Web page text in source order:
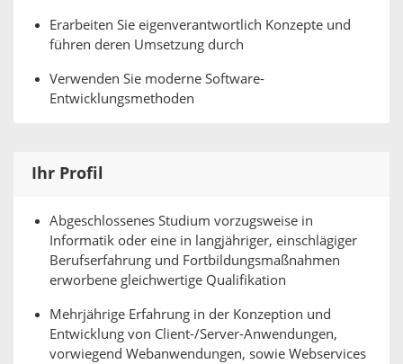
Erarbeiten Sie eigenverantwortlich Konzepte und
führen deren Umsetzung durch
Verwenden Sie moderne Software-
Entwicklungsmethoden
Ihr Profil
Abgeschlossenes Studium vorzugsweise in
Informatik oder eine in langjähriger, einschlägiger
Berufserfahrung und Fortbildungsmaßnahmen
erworbene gleichwertige Qualifikation
Mehrjährige Erfahrung in der Konzeption und
Entwicklung von Client-/Server-Anwendungen,
vorwiegend Webanwendungen, sowie Webservices